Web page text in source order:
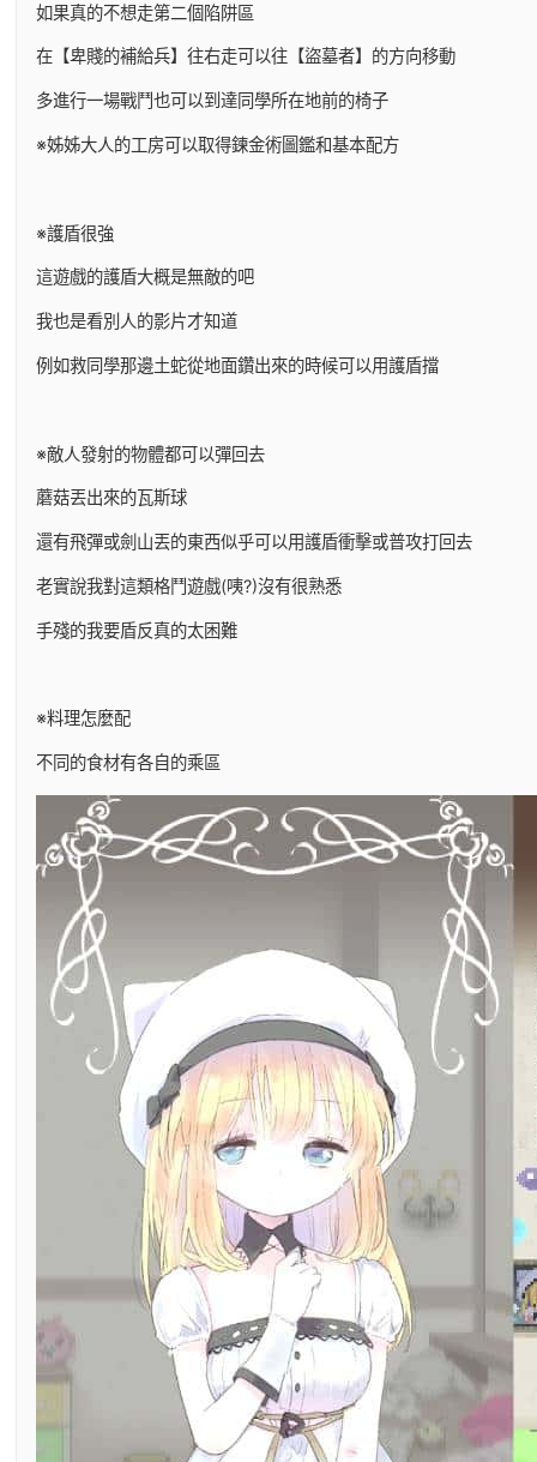
如果真的不想走第二個陷阱區
在【卑賤的補給兵】往右走可以往【盜墓者】的方向移動
多進行一場戰鬥也可以到達同學所在地前的椅子
※姊姊大人的工房可以取得鍊金術圖鑑和基本配方
※護盾很強
這遊戲的護盾大概是無敵的吧
我也是看別人的影片才知道
例如救同學那邊土蛇從地面鑽出來的時候可以用護盾擋
※敵人發射的物體都可以彈回去
蘑菇丟出來的瓦斯球
還有飛彈或劍山丟的東西似乎可以用護盾衝擊或普攻打回去
老實說我對這類格鬥遊戲(咦?)沒有很熟悉
手殘的我要盾反真的太困難
※料理怎麼配
不同的食材有各自的乘區